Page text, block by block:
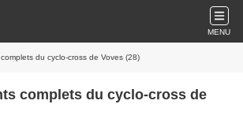
MENU
du cyclo-cross de Voves (28)
complets du cyclo-cross de